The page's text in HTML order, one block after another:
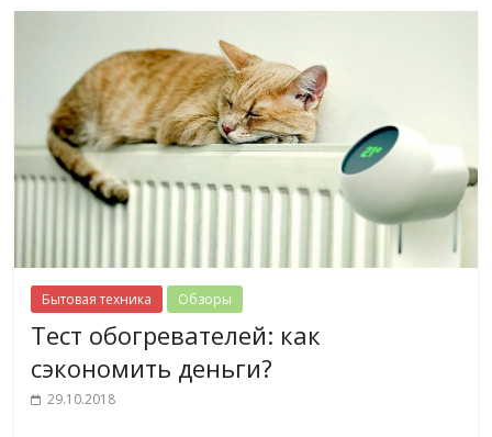
Бытовая техника Обзоры
Тест обогревателей: как
сэкономить деньги?
29.10.2018